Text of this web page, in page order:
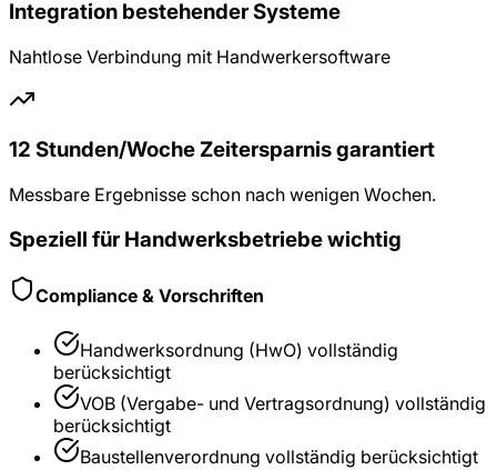
Integration bestehender Systeme
Nahtlose Verbindung mit Handwerkersoftware
12 Stunden/Woche Zeitersparnis garantiert
Messbare Ergebnisse schon nach wenigen Wochen.
Speziell fürHandwerksbetriebewichtig
Compliance & Vorschriften
Handwerksordnung (HwO) vollständig
berücksichtigt
VOB (Vergabe- und Vertragsordnung) vollständig
berücksichtigt
Baustellenverordnung vollständig berücksichtigt